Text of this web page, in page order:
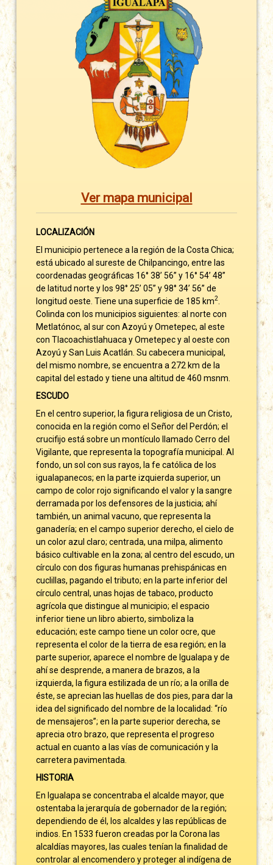
Ver mapa municipal
LOCALIZACIÓN
El municipio pertenece a la región de la Costa Chica;
está ubicado al sureste de Chilpancingo, entre las
coordenadas geográficas 16° 38’ 56’’ y 16° 54’ 48’’
de latitud norte y los 98° 25’ 05’’ y 98° 34’ 56’’ de
longitud oeste. Tiene una superficie de 185 km2
Colinda con los municipios siguientes: al norte con
Metlatónoc, al sur con Azoyú y Ometepec, al este
con Tlacoachistlahuaca y Ometepec y al oeste con
Azoyú y San Luis Acatlán. Su cabecera municipal,
del mismo nombre, se encuentra a 272 km de la
capital del estado y tiene una altitud de 460 msnm.
ESCUDO
En el centro superior, la figura religiosa de un Cristo,
conocida en la región como el Señor del Perdón; el
crucifijo está sobre un montículo llamado Cerro del
Vigilante, que representa la topografía municipal. Al
fondo, un sol con sus rayos, la fe católica de los
igualapanecos; en la parte izquierda superior, un
campo de color rojo significando el valor y la sangre
derramada por los defensores de la justicia; ahí
también, un animal vacuno, que representa la
ganadería; en el campo superior derecho, el cielo de
un color azul claro; centrada, una milpa, alimento
básico cultivable en la zona; al centro del escudo, un
círculo con dos figuras humanas prehispánicas en
cuclillas, pagando el tributo; en la parte inferior del
círculo central, unas hojas de tabaco, producto
agrícola que distingue al municipio; el espacio
inferior tiene un libro abierto, simboliza la
educación; este campo tiene un color ocre, que
representa el color de la tierra de esa región; en la
parte superior, aparece el nombre de Igualapa y de
ahí se desprende, a manera de brazos, a la
izquierda, la figura estilizada de un río; a la orilla de
éste, se aprecian las huellas de dos pies, para dar la
idea del significado del nombre de la localidad: “río
de mensajeros”; en la parte superior derecha, se
aprecia otro brazo, que representa el progreso
actual en cuanto a las vías de comunicación y la
carretera pavimentada.
HISTORIA
En Igualapa se concentraba el alcalde mayor, que
ostentaba la jerarquía de gobernador de la región;
dependiendo de él, los alcaldes y las repúblicas de
indios. En 1533 fueron creadas por la Corona las
alcaldías mayores, las cuales tenían la finalidad de
controlar al encomendero y proteger al indígena de